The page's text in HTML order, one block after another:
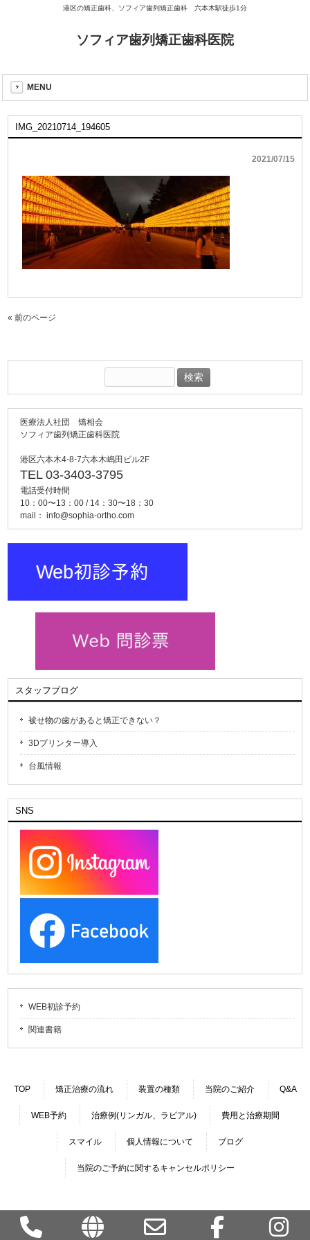
港区の矯正歯科、ソフィア歯列矯正歯科 六本木駅徒歩1分
ソフィア歯列矯正歯科医院
MENU
IMG_20210714_194605
2021/07/15
« 前のページ
索:
医療法人社団 矯相会
ソフィア歯列矯正歯科医院
港区六本木4-8-7六本木嶋田ビル2F
TEL 03-3403-3795
電話受付時間
10：00〜13：00 / 14：30〜18：30
mail：info@sophia-ortho.com
スタッフブログ
被せ物の歯があると矯正できない？
3Dプリンター導入
台風情報
SNS
WEB初診予約
関連書籍
TOP 矯正治療の流れ 装置の種類 当院のご紹介 Q&A
WEB予約 治療例(リンガル、ラビアル) 費用と治療期間
スマイル 個人情報について ブログ
当院のご予約に関するキャンセルポリシー
Phone MAP Email